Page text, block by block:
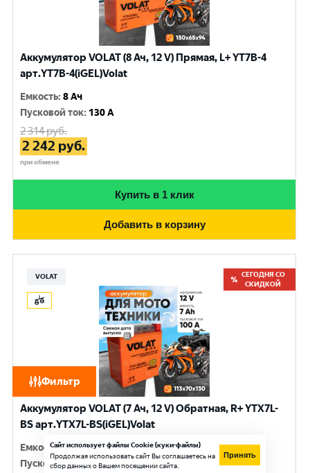
Фильтр
Аккумулятор VOLAT (8 Ач, 12 V) Прямая, L+ YT7B-4
арт.YT7B-4(iGEL)Volat
Емкость:8 Ач
Пусковой ток: 130 A
2 314руб.
2 242 руб.
при обмене
Купить в 1 клик
Добавить в корзину
VOLAT
СЕГОДНЯ СО
СКИДКОЙ
Аккумулятор VOLAT (7 Ач, 12 V) Обратная, R+ YTX7L-
BS арт.YTX7L-BS(iGEL)Volat
Емкость:7 Ач
Пусковой ток:100 A
Сайт использует файлы Cookie (куки-файлы)
Продолжая использовать сайт Вы соглашаетесь на
сбор данных о Вашем посещении сайта.
Принять